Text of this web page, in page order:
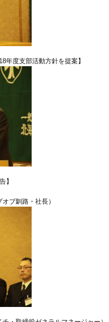
年度支部活動方針を提案】
】
ブ釧路・社長）